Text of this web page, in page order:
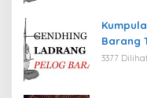
Barang
3377 Dilihat